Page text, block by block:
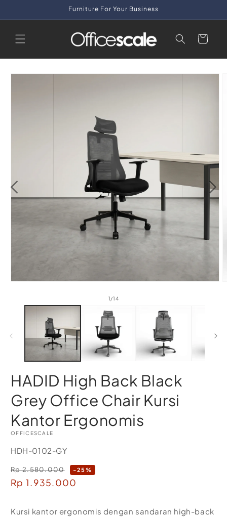
Furniture For Your Business
Cart
Skip to
1/of
14
HADID High Back Black
Grey Office Chair Kursi
Kantor Ergonomis
OFFICESCALE
SKU:
HDH-0102-GY
Regular
price
Rp 2.580.000 -25%
Sale
Rp 1.935.000
Kursi kantor ergonomis dengan sandaran high-back